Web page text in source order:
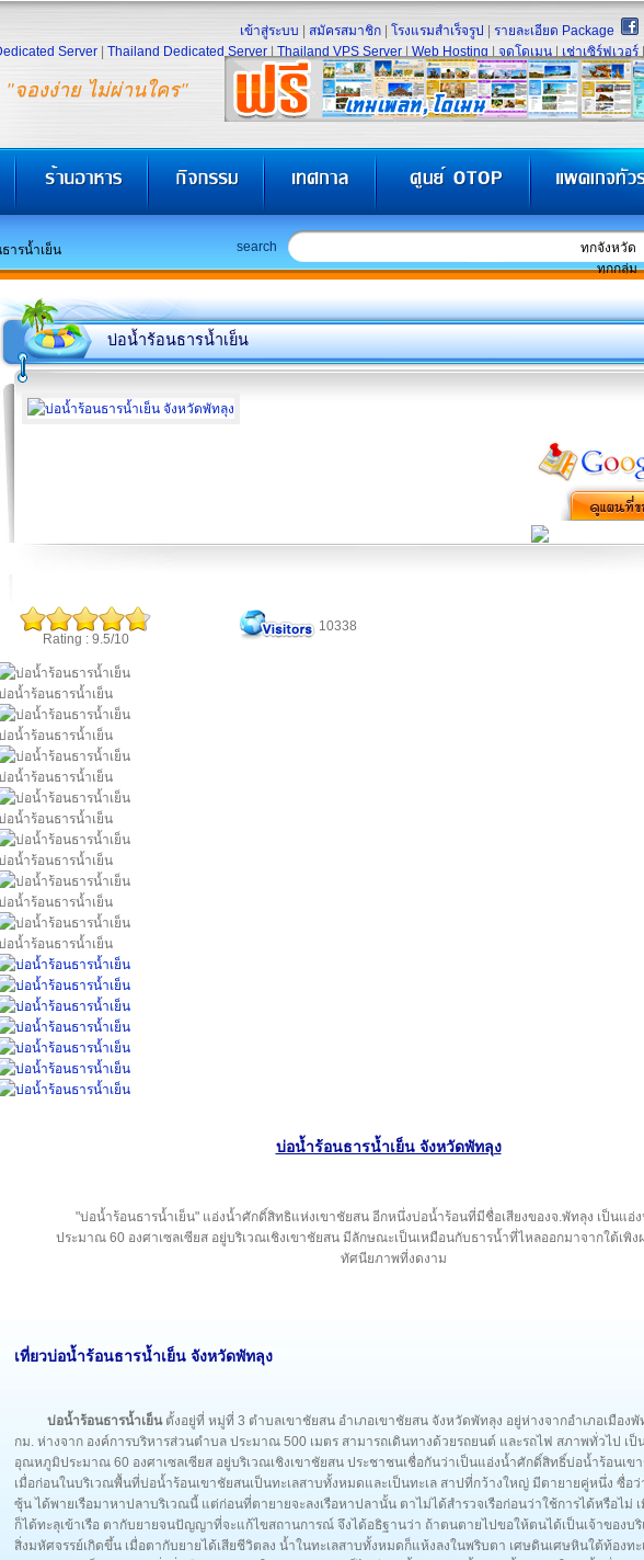
"จองง่าย ไม่ผ่านใคร"
เข้าสู่ระบบ สมัครสมาชิก โรงแรมสำเร็จรูป
รายละเอียด Package
Server
Thailand Dedicated Server Thailand VPS Server Web Hosting จดโดเมน เช่าเซิร์ฟเวอร์
ารน้ำเย็น search
บ่อน้ำร้อนธารน้ำเย็น
Rating : 9.5/10
10338
อน้ำร้อนธารน้ำเย็น
อน้ำร้อนธารน้ำเย็น
อน้ำร้อนธารน้ำเย็น
อน้ำร้อนธารน้ำเย็น
อน้ำร้อนธารน้ำเย็น
อน้ำร้อนธารน้ำเย็น
อน้ำร้อนธารน้ำเย็น
บ่อน้ำร้อนธารน้ำเย็น จังหวัดพัทลุง
"บ่อน้ำร้อนธารน้ำเย็น" แอ่งน้ำศักดิ์สิทธิแห่งเขาชัยสน อีกหนึ่งบ่อน้ำร้อนที่มีชื่อเสียงของจ.พัทลุง เป็นแ
ประมาณ 60 องศาเซลเซียส อยู่บริเวณเชิงเขาชัยสน มีลักษณะเป็นเหมือนกับธารน้ำที่ไหลออกมาจากใต้เพิง
ทัศนียภาพที่งดงาม
เที่ยวบ่อน้ำร้อนธารน้ำเย็น จังหวัดพัทลุง
บ่อน้ำร้อนธารน้ำเย็นตั้งอยู่ที่ หมู่ที่ 3 ตำบลเขาชัยสน อำเภอเขาชัยสน จังหวัดพัทลุง อยู่ห่างจากอำเภอเมือง
กม. ห่างจาก องค์การบริหารส่วนตำบล ประมาณ 500 เมตร สามารถเดินทางด้วยรถยนต์ และรถไฟ สภาพทั่วไป เป็
อุณหภูมิประมาณ 60 องศาเซลเซียส อยู่บริเวณเชิงเขาชัยสน ประชาชนเชื่อกันว่าเป็นแอ่งน้ำศักดิ์สิทธิ์บ่อน้ำร้อนเข
เมื่อก่อนในบริเวณพื้นที่บ่อน้ำร้อนเขาชัยสนเป็นทะเลสาบทั้งหมดและเป็นทะเล สาปที่กว้างใหญ่ มีตายายคู่หนึ่ง ซื่อว่
ซุ้น ได้พายเรือมาหาปลาบริเวณนี้ แต่ก่อนที่ตายายจะลงเรือหาปลานั้น ตาไม่ได้สำรวจเรือก่อนว่าใช้การได้หรือไม่ เ
ก็ได้ทะลุเข้าเรือ ตากับยายจนปัญญาที่จะแก้ไขสถานการณ์ จึงได้อธิฐานว่า ถ้าตนตายไปขอให้ตนได้เป็นเจ้าของบ
สิ่งมหัศจรรย์เกิดขึ้น เมื่อตากับยายได้เสียชีวิตลง น้ำในทะเลสาบทั้งหมดก็แห้งลงในพริบตา เศษดินเศษหินใต้ท้องทะ